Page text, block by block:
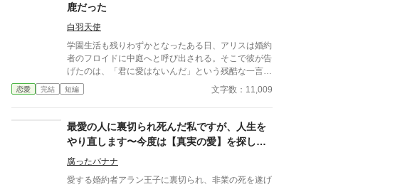
鹿だった
白羽天使
学園生活も残りわずかとなったある日、アリスは婚約
者のフロイドに中庭へと呼び出される。そこで彼が告
げたのは、「君に愛はないんだ」という残酷な一言だ
った。幼いころから将来を約束されていた二人。家同
士の結びつきの中で育まれたその関係は、アリスにと
を幸せにする」と繰り返し口にしてくれていたはずだ
ったのに――。
恋愛 完結 短編 文字数：11,009
最愛の人に裏切られ死んだ私ですが、人生を
やり直します〜今度は【真実の愛】を探し、
元婚約者の後悔を笑って見届ける〜
腐ったバナナ
愛する婚約者アラン王子に裏切られ、非業の死を遂げ